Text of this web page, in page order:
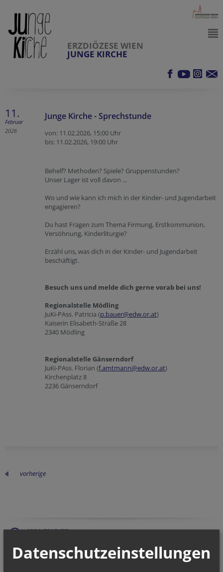
ERZDIÖZESE WIEN
JUNGE KIRCHE
11.
Februar
2026
Junge Kirche - Sprechstunde
von: 11.02.2026, 15:00 Uhr
bis: 11.02.2026, 19:00 Uhr
Behelf? Methoden? Spiele? Gruppenstunden?
Unser Lager ist voll davon ...
Wo und wie kann ich mich in der Kinder- und Jugendarbeit
engagieren?
Du hast Fragen zum Thema Firmung, Erstkommunion,
Versöhnung, Kinderliturgie?
Erzähl uns, was dich in der Kinder- und Jugendarbeit
beschäftigt.
Besuch uns und melde dich gerne vorab bei uns!
Regionalstelle Mödling
JuKi-PAss. Patricia (p.bauer@edw.or.at)
Kaiserin Elisabeth-Straße 28
2340 Mödling
Regionalstelle Gänserndorf
JuKi-PAss. Florian (f.amtmann@edw.or.at)
Kirchenplatz 8
2236 Gänserndorf
vorherige
KALENDER
Sa.., 08. August 2026 09:00
[JS] Grundkurs 2
Datenschutzeinstellungen